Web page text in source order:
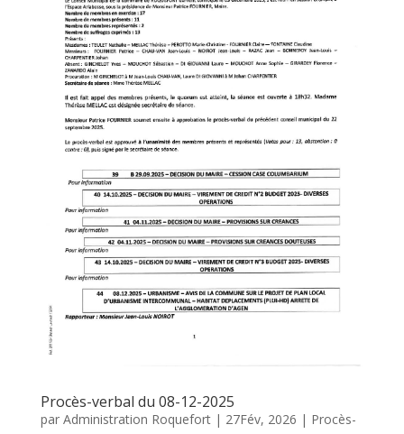
Procès-verbal du 08-12-2025
par Administration Roquefort| 27Fév, 2026 | Procès-